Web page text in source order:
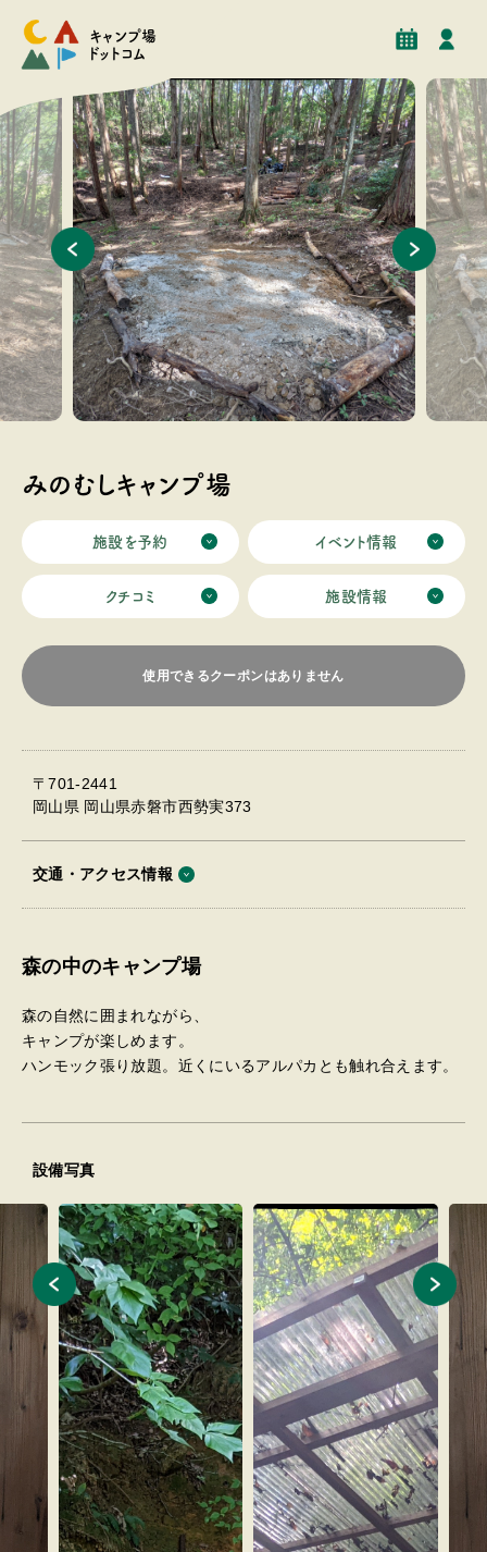
キャンプ場
ドットコム
予約 施設情報
みのむしキャンプ場
施設を予約 イベント情報
クチコミ 施設情報
使用できるクーポンはありません
〒701-2441
岡山県 岡山県赤磐市西勢実373
交通・アクセス情報
森の中のキャンプ場
森の自然に囲まれながら、
キャンプが楽しめます。
ハンモック張り放題。近くにいるアルパカとも触れ合えます。
設備写真